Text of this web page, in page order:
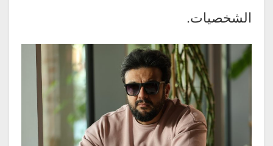
الشخصيات.